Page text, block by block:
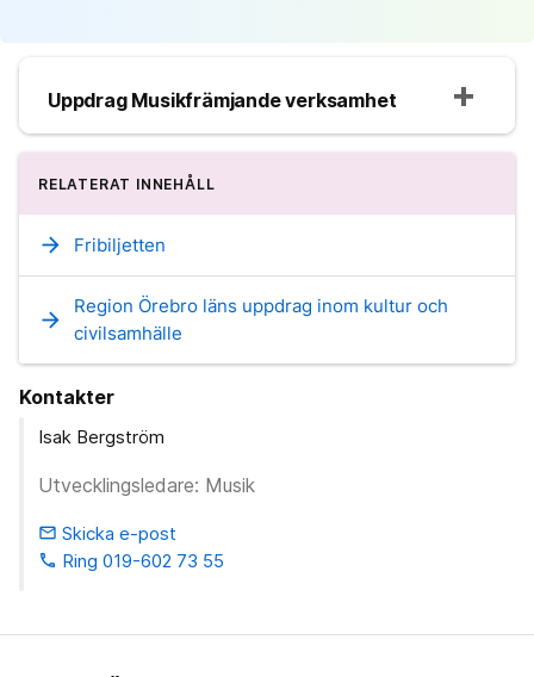
Uppdrag Musikfrämjande verksamhet
RELATERAT INNEHÅLL
arrow_forward Fribiljetten
arrow_forward
Region Örebro läns uppdrag inom kultur och
civilsamhälle
Kontakter
Isak Bergström
Utvecklingsledare: Musik
email Skicka e-post
phone Ring 019-602 73 55